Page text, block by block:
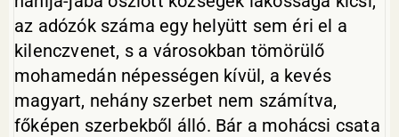
az adózók száma egy helyütt sem éri el a
kilenczvenet, s a városokban tömörülő
mohamedán népességen kívül, a kevés
magyart, nehány szerbet nem számítva,
főképen szerbekből álló. Bár a mohácsi csata